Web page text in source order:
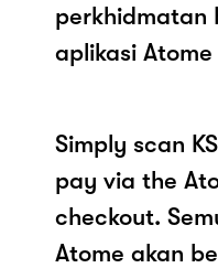
perkhidmatan
aplikasi
Simply scan
pay via the
checkout.
Atome akan